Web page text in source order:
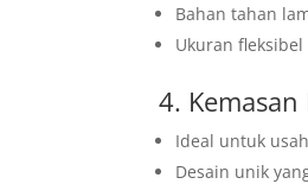
Bahan tahan
Ukuran
4.
Ideal untuk
Desain unik